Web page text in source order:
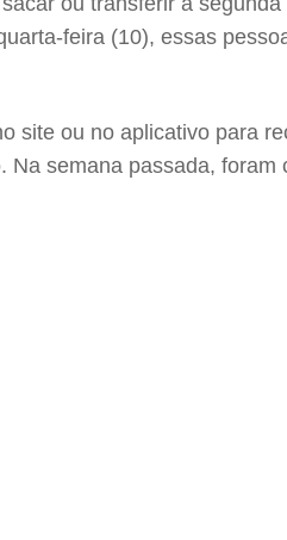
feira (10), essas
site ou no aplicativo para
semana passada,